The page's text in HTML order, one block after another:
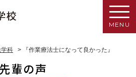
MENU
科 > 『作業療法士になって良かった』
先輩の声